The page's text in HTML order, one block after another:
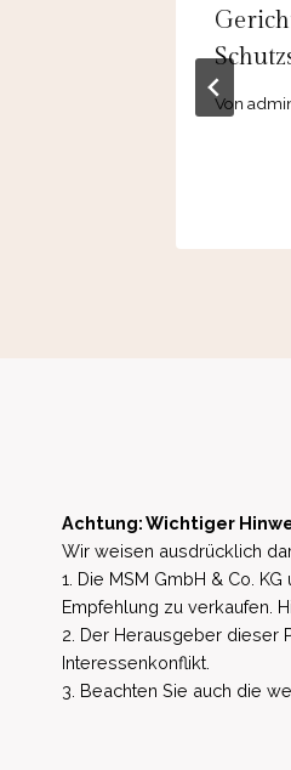
Von
Achtung: Wichtiger
Wir weisen ausdrücklich
1. Die MSM GmbH & Co.
Empfehlung zu verkaufen.
2. Der Herausgeber dieser
Interessenkonflikt.
3. Beachten Sie auch die